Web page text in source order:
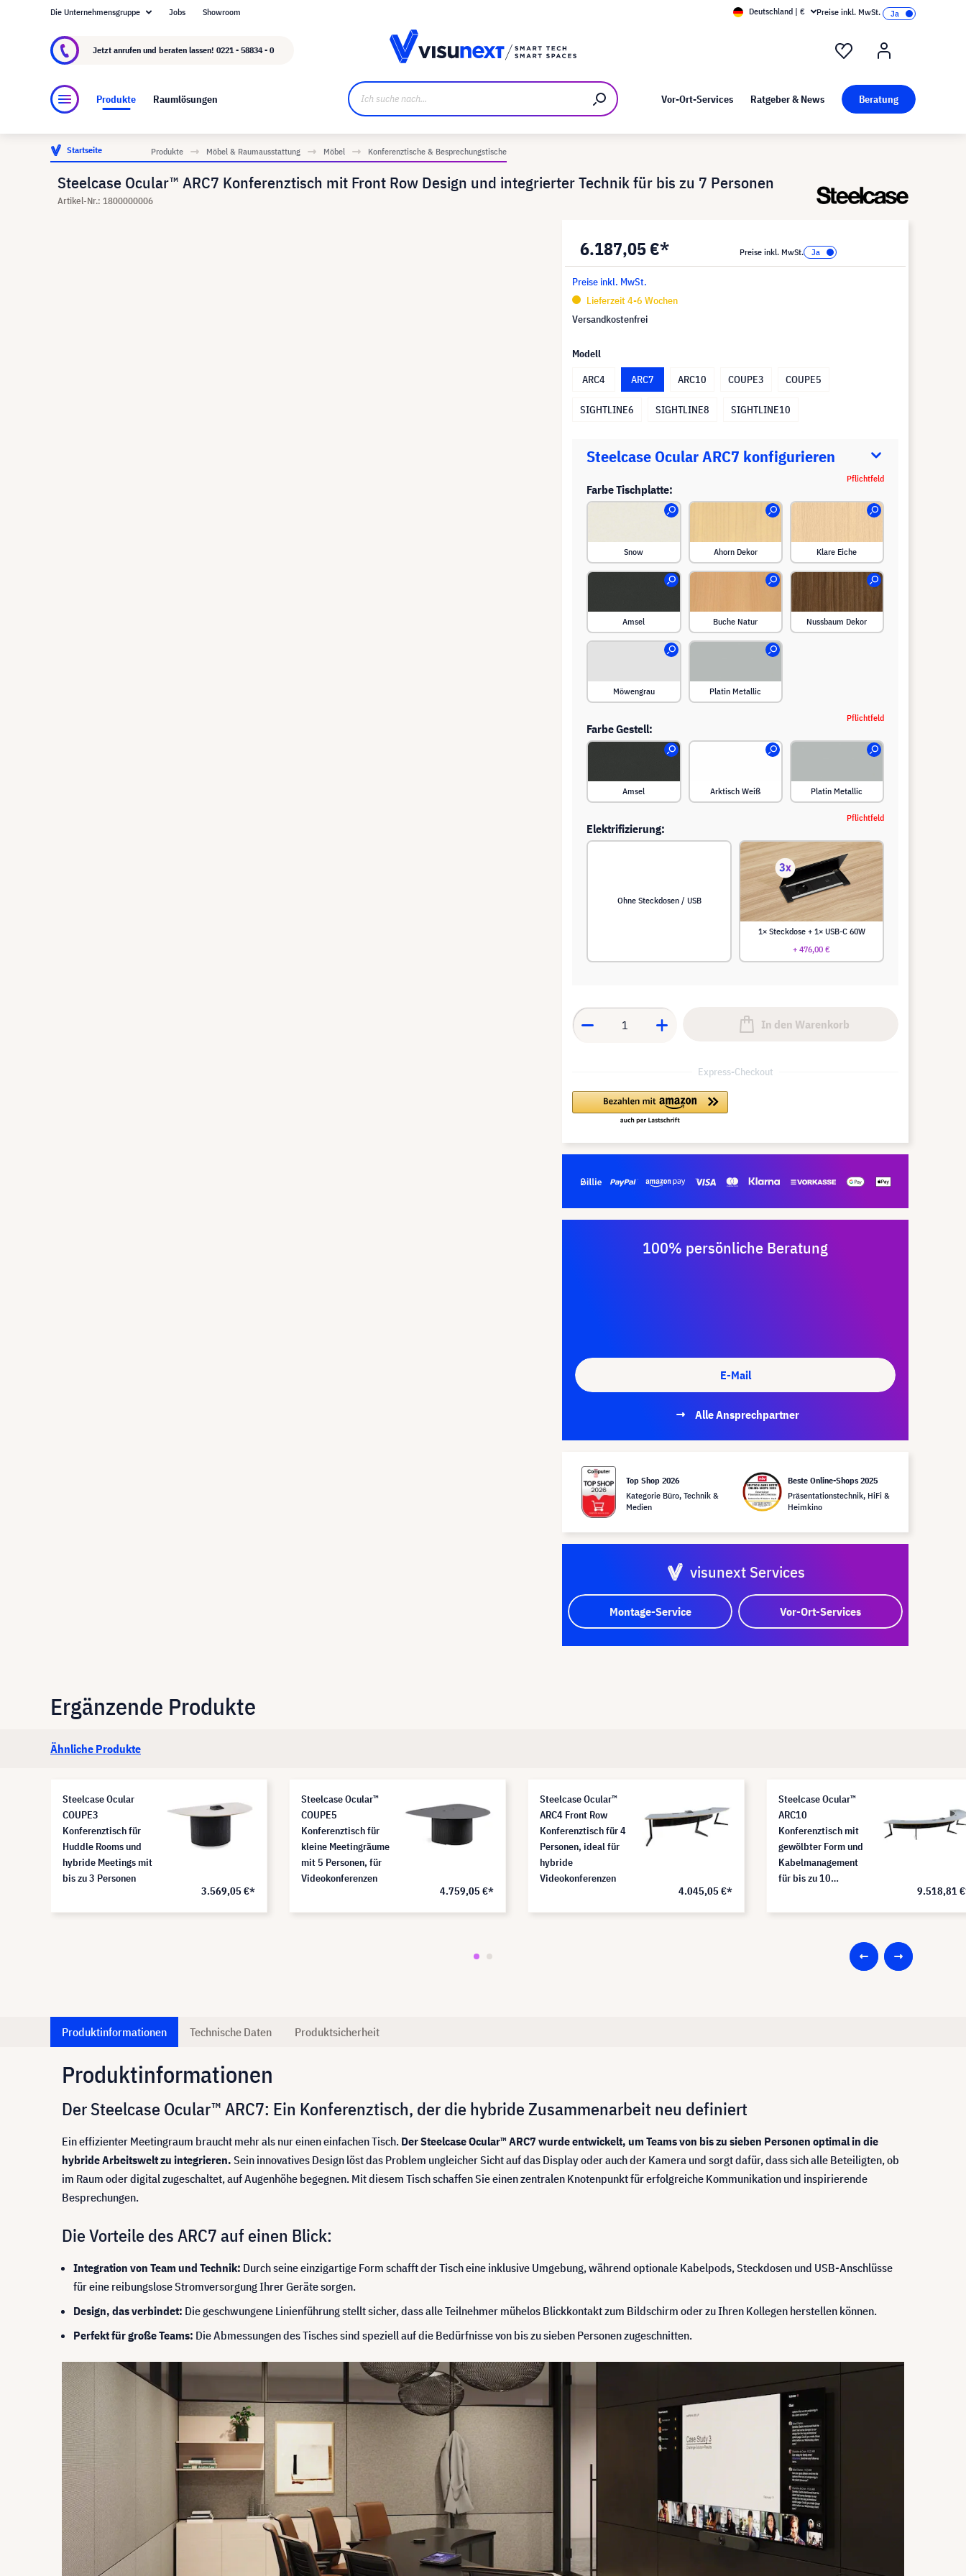
Über visunext.de Kunst bei visunext
Die Unternehmensgruppe Jobs Showroom Deutschland | € Preise inkl. MwSt.
Jetzt anrufen und beraten lassen! 0221 - 58834 - 0
Produkte Raumlösungen Vor-Ort-Services Ratgeber & News Beratung
Startseite Produkte Möbel & Raumausstattung Möbel Konferenztische & Besprechungstische
Steelcase Ocular™ ARC7 Konferenztisch mit Front Row Design und integrierter Technik für bis zu 7 Personen
Artikel-Nr.: 1800000006
6.187,05 €* Preise inkl. MwSt.
Preise inkl. MwSt.
Lieferzeit 4-6 Wochen
Versandkostenfrei
Modell
ARC4
ARC7 ARC10 COUPE3 COUPE5
SIGHTLINE6 SIGHTLINE8 SIGHTLINE10
Steelcase Ocular ARC7 konfigurieren
Farbe Tischplatte:
Snow Ahorn Dekor Klare Eiche
Amsel Buche Natur Nussbaum Dekor
Möwengrau Platin Metallic
Pflichtfeld
Farbe Gestell:
Amsel Arktisch Weiß Platin Metallic
Pflichtfeld
Elektrifizierung:
Ohne Steckdosen / USB
1× Steckdose + 1× USB-C 60W
+ 476,00 €
Pflichtfeld
In den Warenkorb
Express-Checkout
100% persönliche Beratung
E-Mail
Alle Ansprechpartner
Top Shop 2026
Kategorie Büro, Technik &
Medien
Beste Online-Shops 2025
Präsentationstechnik, HiFi &
Heimkino
visunext Services
Montage-Service Vor-Ort-Services
Ergänzende Produkte
Ähnliche Produkte
Steelcase Ocular
COUPE3
Konferenztisch für
Huddle Rooms und
hybride Meetings mit
bis zu 3 Personen
3.569,05 €*
Steelcase Ocular™
COUPE5
Konferenztisch für
kleine Meetingräume
mit 5 Personen, für
Videokonferenzen
4.759,05 €*
Steelcase Ocular™
ARC4 Front Row
Konferenztisch für 4
Personen, ideal für
hybride
Videokonferenzen
4.045,05 €*
Steelcase Ocular™
ARC10
Konferenztisch mit
gewölbter Form und
Kabelmanagement
für bis zu 10
9.518,81
Produktinformationen Technische Daten Produktsicherheit
Produktinformationen
Der Steelcase Ocular™ ARC7: Ein Konferenztisch, der die hybride Zusammenarbeit neu definiert
Ein effizienter Meetingraum braucht mehr als nur einen einfachen Tisch. Der Steelcase Ocular™ ARC7 wurde entwickelt, um Teams von bis zu sieben Personen optimal in die
hybride Arbeitswelt zu integrieren. Sein innovatives Design löst das Problem ungleicher Sicht auf das Display oder auch der Kamera und sorgt dafür, dass sich alle Beteiligten, ob
im Raum oder digital zugeschaltet, auf Augenhöhe begegnen. Mit diesem Tisch schaffen Sie einen zentralen Knotenpunkt für erfolgreiche Kommunikation und inspirierende
Besprechungen.
Die Vorteile des ARC7 auf einen Blick:
Integration von Team und Technik: Durch seine einzigartige Form schafft der Tisch eine inklusive Umgebung, während optionale Kabelpods, Steckdosen und USB-Anschlüsse
für eine reibungslose Stromversorgung Ihrer Geräte sorgen.
Design, das verbindet: Die geschwungene Linienführung stellt sicher, dass alle Teilnehmer mühelos Blickkontakt zum Bildschirm oder zu Ihren Kollegen herstellen können.
Perfekt für große Teams: Die Abmessungen des Tisches sind speziell auf die Bedürfnisse von bis zu sieben Personen zugeschnitten.